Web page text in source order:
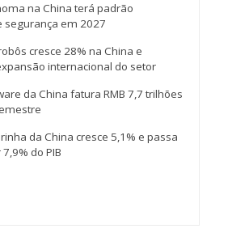
na China terá padrão
segurança em 2027
cresce 28% na China e
internacional do setor
da China fatura RMB 7,7 trilhões
da China cresce 5,1% e passa
do PIB